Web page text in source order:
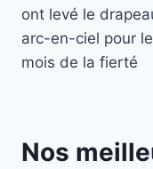
ont levé le
arc-en-ciel pour le
mois de la fierté
Nos